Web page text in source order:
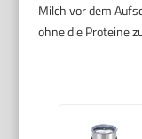
Milch vor dem
ohne die Proteine